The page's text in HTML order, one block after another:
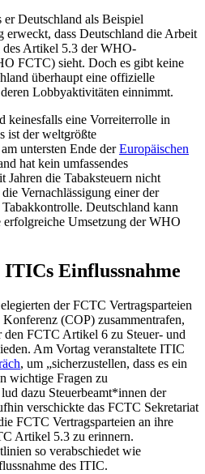
er Deutschland als Beispiel
erweckt, dass Deutschland die Arbeit
Artikel 5.3 der WHO-
FCTC) sieht. Doch es gibt keine
überhaupt eine offizielle
Lobbyaktivitäten einnimmt.
keinesfalls eine Vorreiterrolle in
ist der weltgrößte
untersten Ende derEuropäischen
hat kein umfassendes
Jahren die Tabaksteuern nicht
Vernachlässigung einer der
Deutschland kann
Umsetzung der WHO
Einflussnahme
der FCTC Vertragsparteien
(COP) zusammentrafen,
FCTC Artikel 6 zu Steuer- und
Am Vortag veranstaltete ITIC
, um „sicherzustellen, dass es ein
wichtige Fragen zu
dazu Steuerbeamt*innen der
verschickte das FCTC Sekretariat
FCTC Vertragsparteien an ihre
Artikel 5.3 zu erinnern.
so verabschiedet wie
des ITIC.